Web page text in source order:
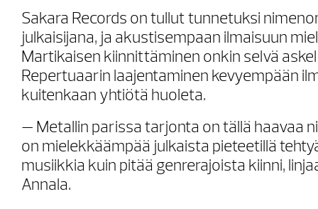
Sakara Records on tullut tunnetuksi
julkaisijana, ja akustisempaan ilmaisuun
Martikaisen kiinnittäminen onkin selvä
Repertuaarin laajentaminen kevyempään
kuitenkaan yhtiötä huoleta.
— Metallin parissa tarjonta on tällä haavaa
on mielekkäämpää julkaista pieteetillä
musiikkia kuin pitää genrerajoista kiinni,
Annala.